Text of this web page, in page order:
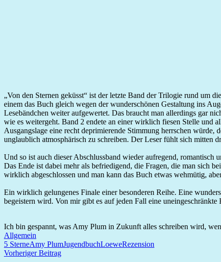
„Von den Sternen geküsst“ ist der letzte Band der Trilogie rund um
einem das Buch gleich wegen der wunderschönen Gestaltung ins
Lesebändchen weiter aufgewertet. Das braucht man allerdings gar
wie es weitergeht. Band 2 endete an einer wirklich fiesen Stelle und
Ausgangslage eine recht deprimierende Stimmung herrschen
unglaublich atmosphärisch zu schreiben. Der Leser fühlt sich mitten
Und so ist auch dieser Abschlussband wieder aufregend, romantisch
Das Ende ist dabei mehr als befriedigend, die Fragen, die man sich
wirklich abgeschlossen und man kann das Buch etwas wehmütig,
Ein wirklich gelungenes Finale einer besonderen Reihe. Eine
begeistern wird. Von mir gibt es auf jeden Fall eine
Ich bin gespannt, was Amy Plum in Zukunft alles schreiben wird,
Allgemein
5 SterneAmy PlumJugendbuchLoeweRezension
Beitragsnavigation
Vorheriger Beitrag